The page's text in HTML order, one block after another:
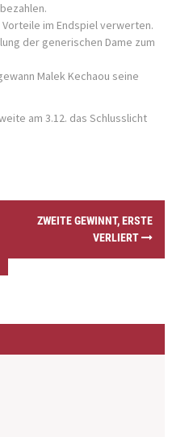
im Endspiel verwerten.
der generischen Dame zum
Malek Kechaou seine
am 3.12. das Schlusslicht
ZWEITE GEWINNT, ERSTE
VERLIERT